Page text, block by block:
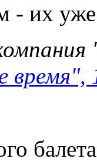
- их
время",